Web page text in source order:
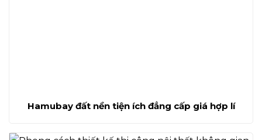
Hamubay đất nền tiện ích đẳng cấp giá hợp lí